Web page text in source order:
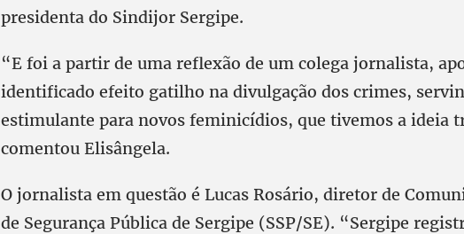
presidenta do Sindijor Sergipe.
“E foi a partir de uma reflexão de um colega jornalista,
identificado efeito gatilho na divulgação dos crimes,
estimulante para novos feminicídios, que tivemos a ideia
comentou Elisângela.
O jornalista em questão é Lucas Rosário, diretor de
de Segurança Pública de Sergipe (SSP/SE). “Sergipe